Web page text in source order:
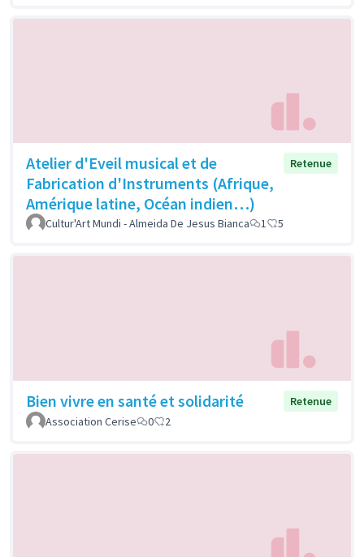
Atelier d'Eveil musical et de
Fabrication d'Instruments (Afrique,
Amérique latine, Océan indien…)
Retenue
Cultur'Art Mundi - Almeida De Jesus Bianca 1 5
Bien vivre en santé et solidarité
Retenue
Association Cerise
0 2